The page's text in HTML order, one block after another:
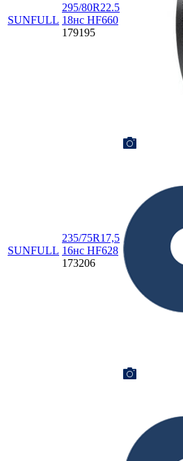
SUNFULL
295/80R22.5
18нс HF660
179195
SUNFULL
235/75R17,5
16нс HF628
173206